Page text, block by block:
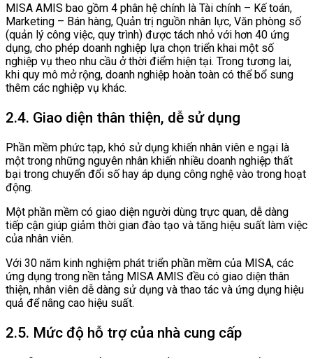
MISA AMIS bao gồm 4 phân hệ chính là Tài chính – Kế toán,
Marketing – Bán hàng, Quản trị nguồn nhân lực, Văn phòng số
(quản lý công việc, quy trình) được tách nhỏ với hơn 40 ứng
dụng, cho phép doanh nghiệp lựa chọn triển khai một số
nghiệp vụ theo nhu cầu ở thời điểm hiện tại. Trong tương lai,
khi quy mô mở rộng, doanh nghiệp hoàn toàn có thể bổ sung
thêm các nghiệp vụ khác.
2.4. Giao diện thân thiện, dễ sử dụng
Phần mềm phức tạp, khó sử dụng khiến nhân viên e ngại là
một trong những nguyên nhân khiến nhiều doanh nghiệp thất
bại trong chuyển đổi số hay áp dụng công nghệ vào trong hoạt
động.
Một phần mềm có giao diện người dùng trực quan, dễ dàng
tiếp cận giúp giảm thời gian đào tạo và tăng hiệu suất làm việc
của nhân viên.
Với 30 năm kinh nghiệm phát triển phần mềm của MISA, các
ứng dụng trong nền tảng MISA AMIS đều có giao diện thân
thiện, nhân viên dễ dàng sử dụng và thao tác và ứng dụng hiệu
quả để nâng cao hiệu suất.
2.5. Mức độ hỗ trợ của nhà cung cấp